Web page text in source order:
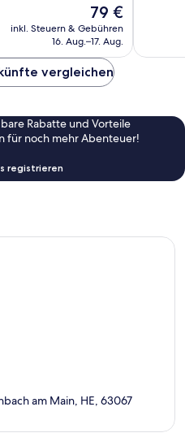
Der
Preis
beträgt
79 €
inkl. Steuern & Gebühren
16. Aug.–17. Aug.
vergleichen
Rabatte und Vorteile
für noch mehr Abenteuer!
registrieren
am Main, HE, 63067